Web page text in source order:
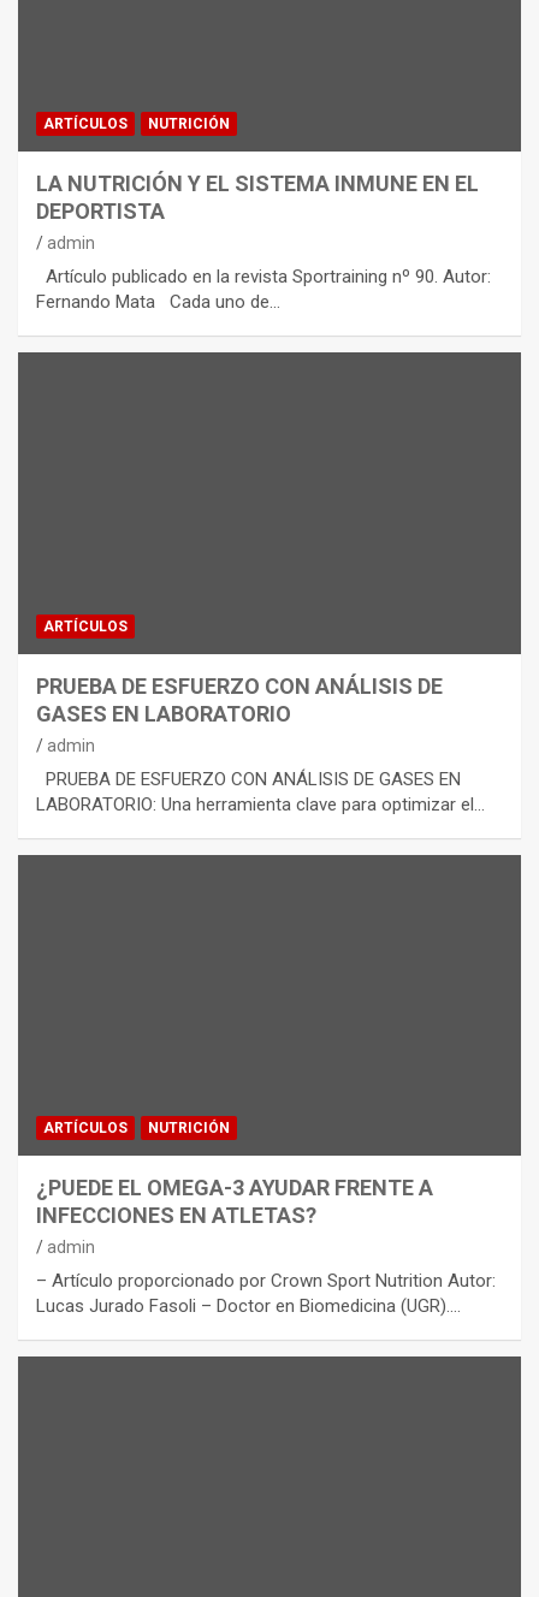
ARTÍCULOS NUTRICIÓN
LA NUTRICIÓN Y EL SISTEMA INMUNE EN EL
DEPORTISTA
admin
Artículo publicado en la revista Sportraining nº 90. Autor:
Fernando Mata Cada uno de…
ARTÍCULOS
PRUEBA DE ESFUERZO CON ANÁLISIS DE
GASES EN LABORATORIO
admin
PRUEBA DE ESFUERZO CON ANÁLISIS DE GASES EN
LABORATORIO: Una herramienta clave para optimizar el…
ARTÍCULOS NUTRICIÓN
¿PUEDE EL OMEGA-3 AYUDAR FRENTE A
INFECCIONES EN ATLETAS?
admin
– Artículo proporcionado por Crown Sport Nutrition Autor:
Lucas Jurado Fasoli – Doctor en Biomedicina (UGR).…